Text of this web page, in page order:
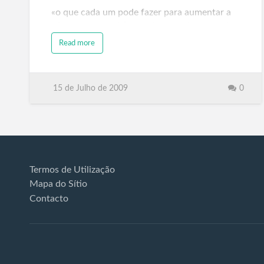
«o que cada um pode fazer para aumentar a
utilização de combustíveis fósseis, como o
gás natural, o petróleo e o carvão», citação
do Sol radiante que brilha neste nosso país,
poderão assim aprender um pouco m…
Read more
15 de Julho de 2009 0
Termos de Utilização
Mapa do Sítio
Contacto